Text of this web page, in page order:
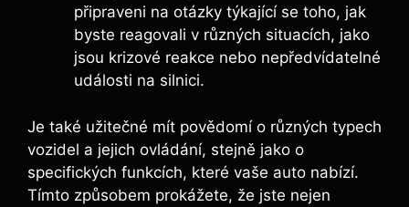
připraveni na otázky týkající se toho, jak
byste reagovali v různých situacích, jako
jsou krizové reakce nebo nepředvídatelné
události na silnici.
Je také užitečné mít povědomí o různých typech
vozidel a jejich ovládání, stejně jako o
specifických funkcích, které vaše auto nabízí.
Tímto způsobem prokážete, že jste nejen